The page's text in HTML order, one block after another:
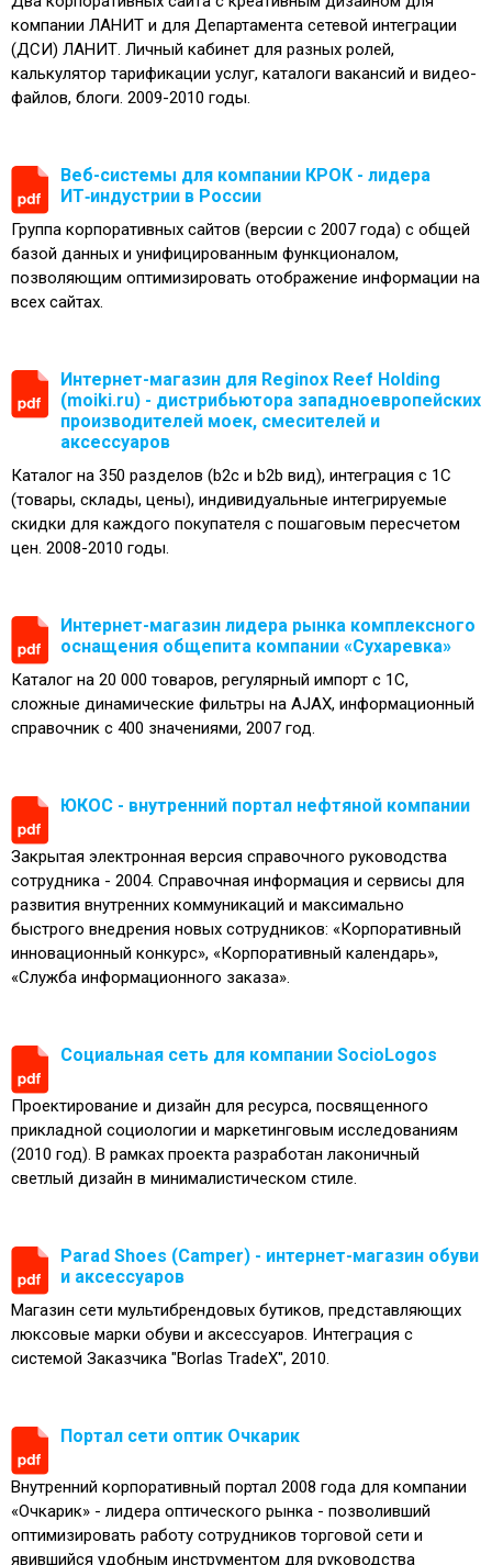
компании ЛАНИТ и для Департамента сетевой интеграции
(ДСИ) ЛАНИТ. Личный кабинет для разных ролей,
калькулятор тарификации услуг, каталоги вакансий и видео-
файлов, блоги. 2009-2010 годы.
Веб-системы для компании КРОК - лидера
ИТ‑индустрии в России
Группа корпоративных сайтов (версии с 2007 года) с общей
базой данных и унифицированным функционалом,
позволяющим оптимизировать отображение информации на
всех сайтах.
Интернет-магазин для Reginox Reef Holding
(moiki.ru) - дистрибьютора западноевропейских
производителей моек, смесителей и
аксессуаров
Каталог на 350 разделов (b2c и b2b вид), интеграция с 1С
(товары, склады, цены), индивидуальные интегрируемые
скидки для каждого покупателя с пошаговым пересчетом
цен. 2008-2010 годы.
Интернет-магазин лидера рынка комплексного
оснащения общепита компании «Сухаревка»
Каталог на 20 000 товаров, регулярный импорт с 1С,
сложные динамические фильтры на AJAX, информационный
справочник с 400 значениями, 2007 год.
ЮКОС - внутренний портал нефтяной компании
Закрытая электронная версия справочного руководства
сотрудника - 2004. Справочная информация и сервисы для
развития внутренних коммуникаций и максимально
быстрого внедрения новых сотрудников: «Корпоративный
инновационный конкурс», «Корпоративный календарь»,
«Служба информационного заказа».
Социальная сеть для компании SocioLogos
Проектирование и дизайн для ресурса, посвященного
прикладной социологии и маркетинговым исследованиям
(2010 год). В рамках проекта разработан лаконичный
светлый дизайн в минималистическом стиле.
Parad Shoes (Camper) - интернет-магазин обуви
и аксессуаров
Магазин сети мультибрендовых бутиков, представляющих
люксовые марки обуви и аксессуаров. Интеграция с
системой Заказчика "Borlas TradeX", 2010.
Портал сети оптик Очкарик
Внутренний корпоративный портал 2008 года для компании
«Очкарик» - лидера оптического рынка - позволивший
оптимизировать работу сотрудников торговой сети и
явившийся удобным инструментом для руководства